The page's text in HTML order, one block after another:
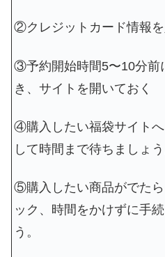
②クレジットカード情報を
③予約開始時間5〜10分前
き、サイトを開いておく
④購入したい福袋サイト
して時間まで待ちましょう
⑤購入したい商品がでた
ック、時間をかけずに手
う。